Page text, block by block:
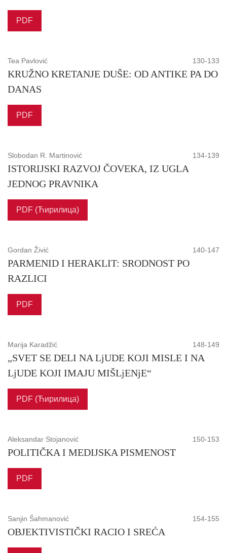
PDF
Tea Pavlović 130-133
KRUŽNO KRETANJE DUŠE: OD ANTIKE PA DO
DANAS
PDF
Slobodan R. Martinović 134-139
ISTORIJSKI RAZVOJ ČOVEKA, IZ UGLA
JEDNOG PRAVNIKA
PDF (Ћирилица)
Gordan Živić 140-147
PARMENID I HERAKLIT: SRODNOST PO
RAZLICI
PDF
Marija Karadžić 148-149
„SVET SE DELI NA LjUDE KOJI MISLE I NA
LjUDE KOJI IMAJU MIŠLjENjE“
PDF (Ћирилица)
Aleksandar Stojanović 150-153
POLITIČKA I MEDIJSKA PISMENOST
PDF
Sanjin Šahmanović 154-155
OBJEKTIVISTIČKI RACIO I SREĆA